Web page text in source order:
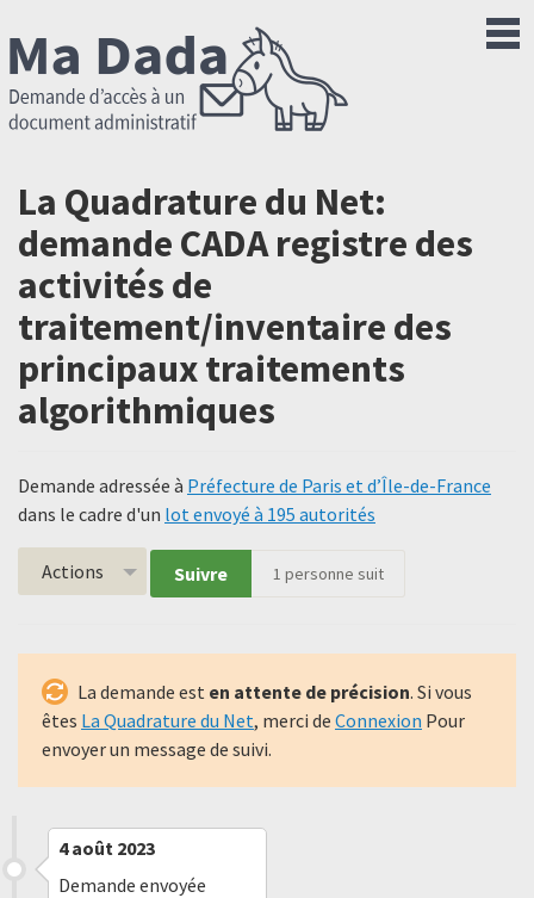
La Quadrature du Net:
demande CADA registre des
activités de
traitement/inventaire des
principaux traitements
algorithmiques
Demande adressée à Préfecture de Paris et d’Île-de-France
dans le cadre d'un lot envoyé à 195 autorités
Actions Suivre 1 personne suit
La demande est en attente de précision. Si vous
êtes La Quadrature du Net, merci de Connexion Pour
envoyer un message de suivi.
4 août 2023
Demande envoyée